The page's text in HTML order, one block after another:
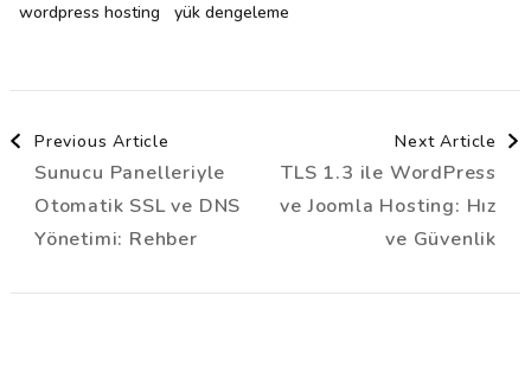
wordpress hosting
yük dengeleme
Post
Navigation
Previous Article
Sunucu Panelleriyle
Otomatik SSL ve DNS
Yönetimi: Rehber
Next Article
TLS 1.3 ile WordPress
ve Joomla Hosting: Hız
ve Güvenlik